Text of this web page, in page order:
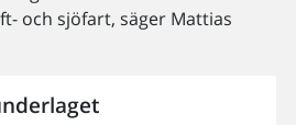
och sjöfart, säger Mattias